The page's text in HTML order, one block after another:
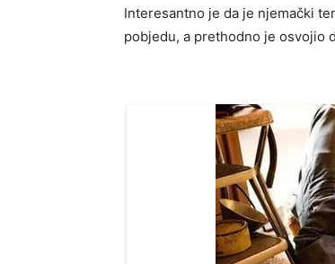
Interesantno je da je njemački
pobjedu, a prethodno je osvojio